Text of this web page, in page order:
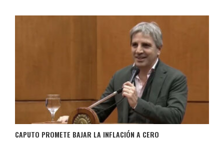
CAPUTO PROMETE BAJAR LA INFLACIÓN A CERO